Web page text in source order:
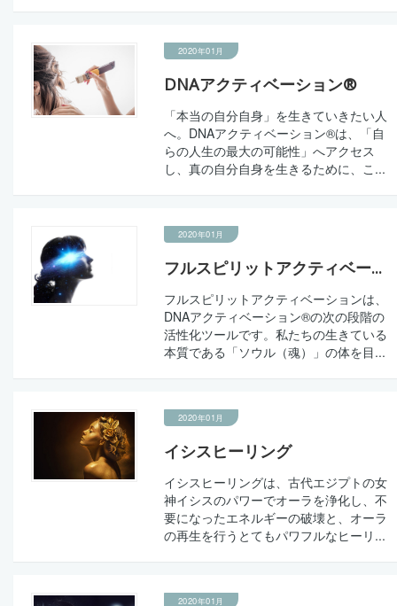
2020年01月
DNAアクティベーション®
「本当の自分自身」を生きていきたい人
へ。DNAアクティベーション®は、「自
らの人生の最大の可能性」へアクセス
し、真の自分自身を生きるために、こ...
2020年01月
フルスピリットアクティベー...
フルスピリットアクティベーションは、
DNAアクティベーション®の次の段階の
活性化ツールです。私たちの生きている
本質である「ソウル（魂）」の体を目...
2020年01月
イシスヒーリング
イシスヒーリングは、古代エジプトの女
神イシスのパワーでオーラを浄化し、不
要になったエネルギーの破壊と、オーラ
の再生を行うとてもパワフルなヒーリ...
2020年01月